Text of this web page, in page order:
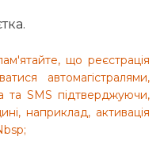
що реєстрація
автомагістралями,
та SMS підтверджуючи,
наприклад, активація